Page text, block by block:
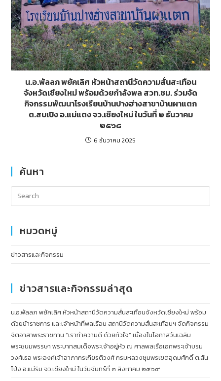
น.อ.พัลลภ พยัคเลิศ หัวหน้าสถานีวัดความสั่นสะเทือน
จังหวัดเชียงใหม่ พร้อมด้วยกำลังพล สวท.ชม. ร่วมจัด
กิจกรรมพัฒนาโรงเรียนบ้านปางฮ่างสาขาบ้านผาแตก
ต.สบเปิง อ.แม่แตง จว.เชียงใหม่ ในวันที่ ๒ ธันวาคม
๒๕๖๘
6 ธันวาคม 2025
ค้นหา
หมวดหมู่
ข่าวสารและกิจกรรม
ข่าวสารและกิจกรรมล่าสุด
น.อ.พัลลภ พยัคเลิศ หัวหน้าสถานีวัดความสั่นสะเทือนจังหวัดเชียงใหม่ พร้อม
ด้วยข้าราชการ และเจ้าหน้าที่พลเรือน สถานีวัดความสั่นสะเทือนฯ จัดกิจกรรม
จิตอาสาพระราชทาน “เราทำความดี ด้วยหัวใจ” เนื่องในโอกาสวันเฉลิม
พระชนมพรรษา พระบาทสมเด็จพระเจ้าอยู่หัว ณ ศาลพลเรือเอกพระเจ้าบรม
วงศ์เธอ พระองค์เจ้าอาภากรเกียรติวงศ์ กรมหลวงชุมพรเขตอุดมศักดิ์ ต.สัน
โป่ง อ.แม่ริม จว.เชียงใหม่ ในวันจันทร์ที่ ๓ สิงหาคม ๒๕๖๙